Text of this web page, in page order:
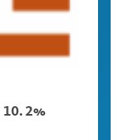
10. 2%